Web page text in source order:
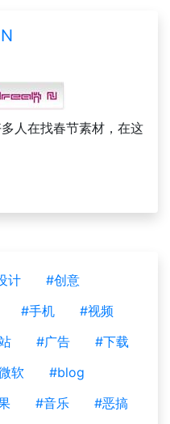
人在找春节素材，在这
计
#创意
#手机
#视频
#广告
#下载
软
#blog
#音乐
#恶搞